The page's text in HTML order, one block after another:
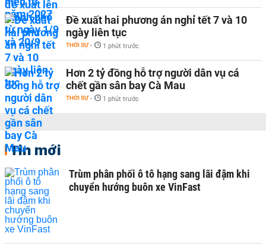
Đề xuất hai phương án nghỉ tết 7 và 10
ngày liên tục
THỜI SỰ - 1 phút trước
Hơn 2 tỷ đồng hỗ trợ người dân vụ cá
chết gần sân bay Cà Mau
THỜI SỰ - 1 phút trước
Tin mới
Trùm phân phối ô tô hạng sang lãi đậm khi
chuyển hướng buôn xe VinFast